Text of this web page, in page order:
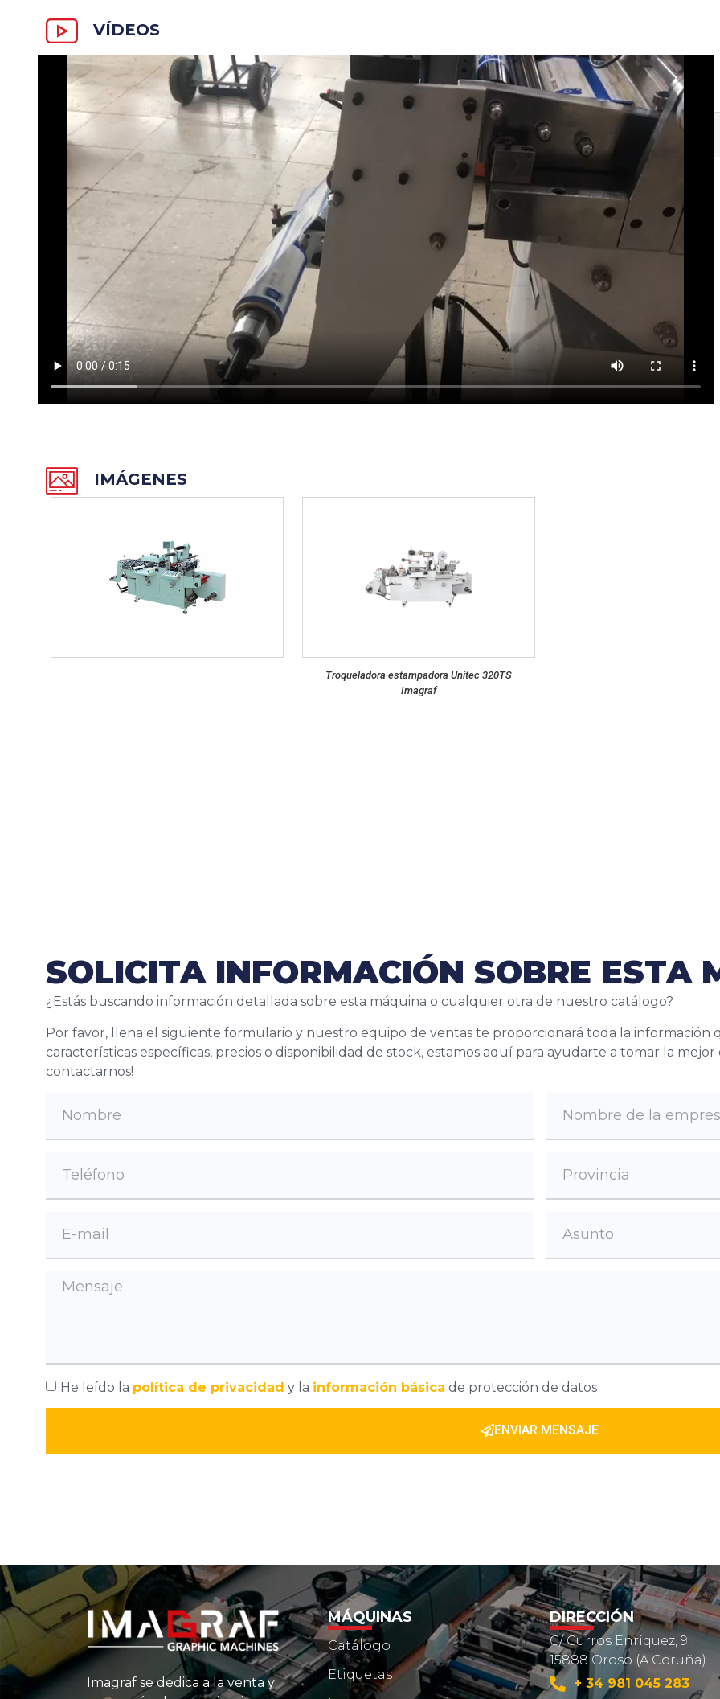
VÍDEOS
IMÁGENES
Troqueladora estampadora Unitec 320TS
Imagraf
SOLICITA INFORMACIÓN SOBRE ESTA
¿Estás buscando información detallada sobre esta máquina o cualquier otra de nuestro catálogo?
Por favor, llena el siguiente formulario y nuestro equipo de ventas te proporcionará toda la información
características específicas, precios o disponibilidad de stock, estamos aquí para ayudarte a tomar la mejor
contactarnos!
He leído la política de privacidad y la información básica de protección de datos
ENVIAR MENSAJE
Imagraf se dedica a la venta y
MÁQUINAS
Catálogo
Etiquetas
DIRECCIÓN
C/ Curros Enríquez, 9
15888 Oroso (A Coruña)
+ 34 981 045 283